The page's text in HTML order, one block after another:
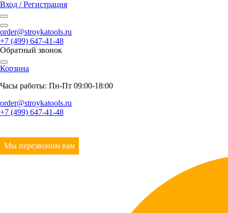
Вход / Регистрация
order@stroykatools.ru
+7 (499) 647-41-48
Обратный звонок
Корзина
Часы работы: Пн-Пт 09:00-18:00
order@stroykatools.ru
+7 (499) 647-41-48
Мы перезвоним вам